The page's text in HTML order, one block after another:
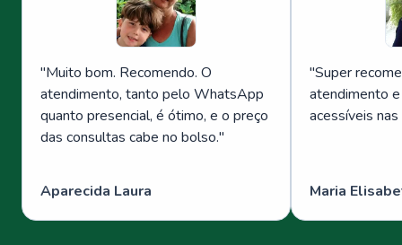
"Muito bom. Recomendo. O
atendimento, tanto pelo WhatsApp
quanto presencial, é ótimo, e o preço
das consultas cabe no bolso."
Aparecida Laura
"Super
atendimento
acessíveis
Maria